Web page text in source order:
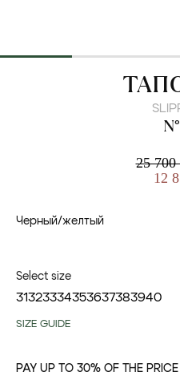
N°21
25 700
12
Черный/желтый
Select size
31323334353637383940
SIZE GUIDE
PAY UP TO 30% OF THE